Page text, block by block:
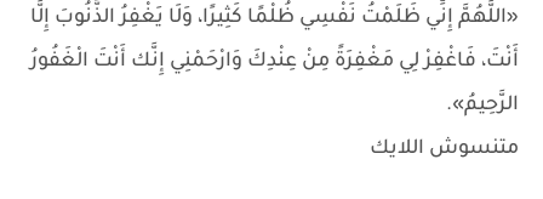
«اللَّهُمَّ إِنِّي ظَلَمْتُ نَفْسِي ظُلْمًا كَثِيرًا، وَلَا يَغْفِرُ الذُّنُوبَ إِلَّا
أَنْتَ، فَاغْفِرْ لِي مَغْفِرَةً مِنْ عِنْدِكَ وَارْحَمْنِي إِنَّك أَنْتَ الْغَفُورُ
الرَّحِيمُ».
متنسوش اللايك